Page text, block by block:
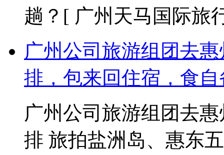
趟？ [ 广州天马国际旅
广州公司旅游组团去
排，包来回住宿，食
广州公司旅游组团去
排 旅拍盐洲岛、惠东